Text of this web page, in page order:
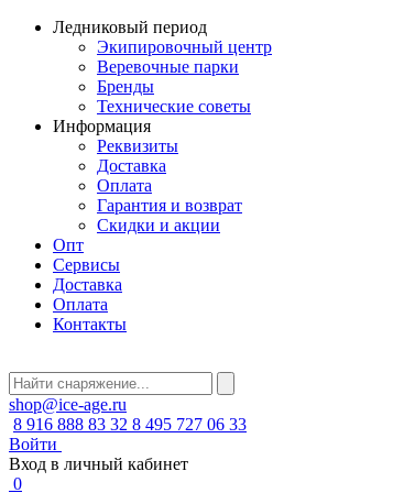
Ледниковый период
Экипировочный центр
Веревочные парки
Бренды
Технические советы
Информация
Реквизиты
Доставка
Оплата
Гарантия и возврат
Скидки и акции
Опт
Сервисы
Доставка
Оплата
Контакты
shop@ice-age.ru
8 916 888 83 32 8 495 727 06 33
Войти
Вход в личный кабинет
0